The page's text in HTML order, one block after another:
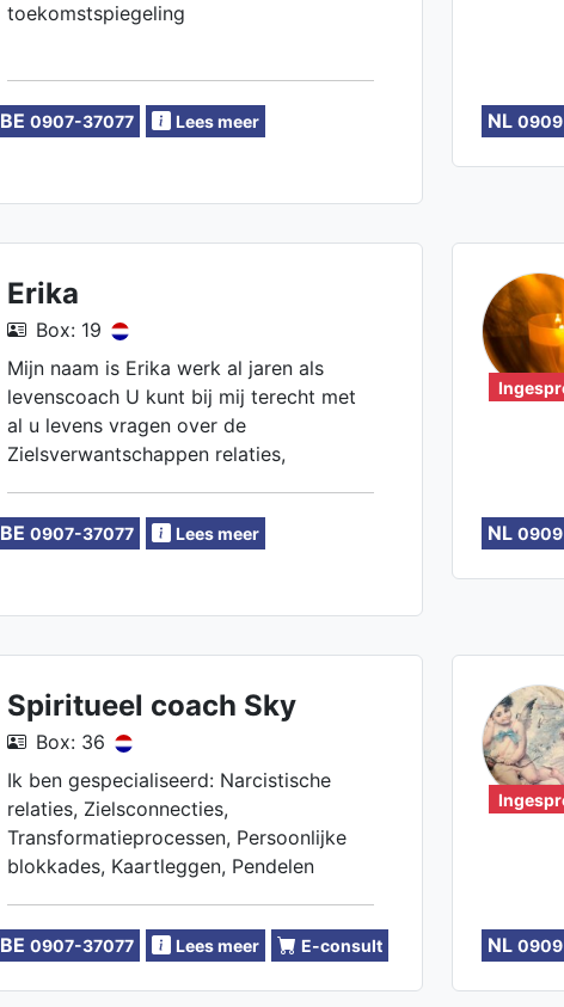
toekomstspiegeling
BE 0907-37077
Lees meer
NL
Erika
Box: 19
Mijn naam is Erika werk al jaren als
levenscoach U kunt bij mij terecht met
al u levens vragen over de
Zielsverwantschappen relaties,
BE 0907-37077
Lees meer
NL
Spiritueel coach Sky
Box: 36
Ik ben gespecialiseerd: Narcistische
relaties, Zielsconnecties,
Transformatieprocessen, Persoonlijke
blokkades, Kaartleggen, Pendelen
BE 0907-37077 Lees meer E-consult NL